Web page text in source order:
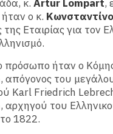
κ. Artur Lompart,
ο κ.
Εταιρίας για τον
πρόσωπο ήταν ο
απόγονος του
Karl Friedrich
αρχηγού του
1822.